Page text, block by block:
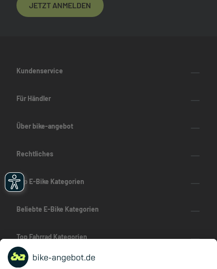
JETZT ANMELDEN
Kundenservice
Für Händler
Über bike-angebot
Rechtliches
Top E-Bike Kategorien
Beliebte E-Bike Kategorien
Top Fahrrad Kategorien
Beliebte Fahrrad-Kategorien